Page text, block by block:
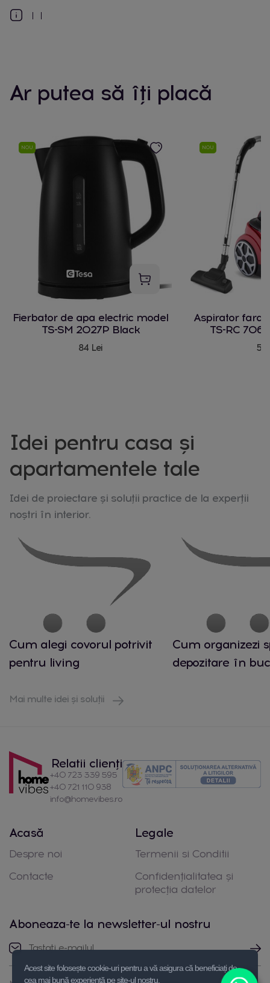
Ar putea să îți placă
NOU
Fierbator de apa electric model
TS-SM 2027P Black
84 Lei
NOU
Aspirator fara
TS-RC 706
Idei pentru casa și
apartamentele tale
Idei de proiectare și soluții practice de la experții
noștri în interior.
Cum alegi covorul potrivit
pentru living
Cum organizezi
depozitare în
Mai multe idei și soluții
Relatii clienți
+40 723 339 595
+40 721 110 938
info@homevibes.ro
Acasă
Despre noi
Contacte
Legale
Termenii si Conditii
Confidențialitatea și
protecția datelor
Aboneaza-te la newsletter-ul nostru
Acest site folosește cookie-uri pentru a vă asigura că beneficiați de
cea mai bună experiență pe site-ul nostru.